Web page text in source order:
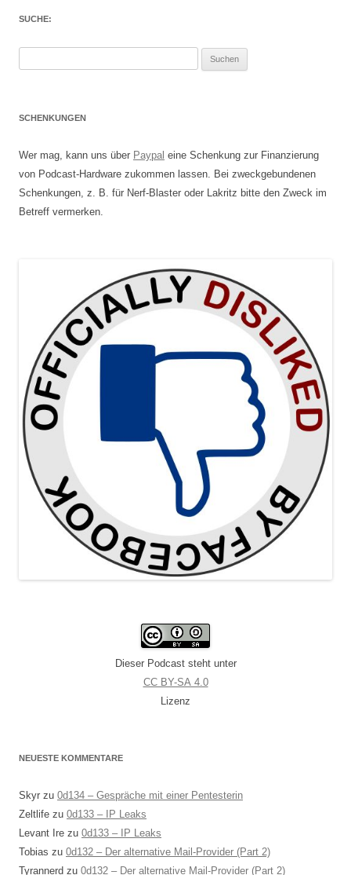
SUCHE:
SCHENKUNGEN
Wer mag, kann uns über Paypal eine Schenkung zur Finanzierung
von Podcast-Hardware zukommen lassen. Bei zweckgebundenen
Schenkungen, z. B. für Nerf-Blaster oder Lakritz bitte den Zweck im
Betreff vermerken.
Dieser Podcast steht unter
CC BY-SA 4.0
Lizenz
NEUESTE KOMMENTARE
Skyr zu 0d134 – Gespräche mit einer Pentesterin
Zeltlife zu 0d133 – IP Leaks
Levant Ire zu 0d133 – IP Leaks
Tobias zu 0d132 – Der alternative Mail-Provider (Part 2)
Tyrannerd zu 0d132 – Der alternative Mail-Provider (Part 2)